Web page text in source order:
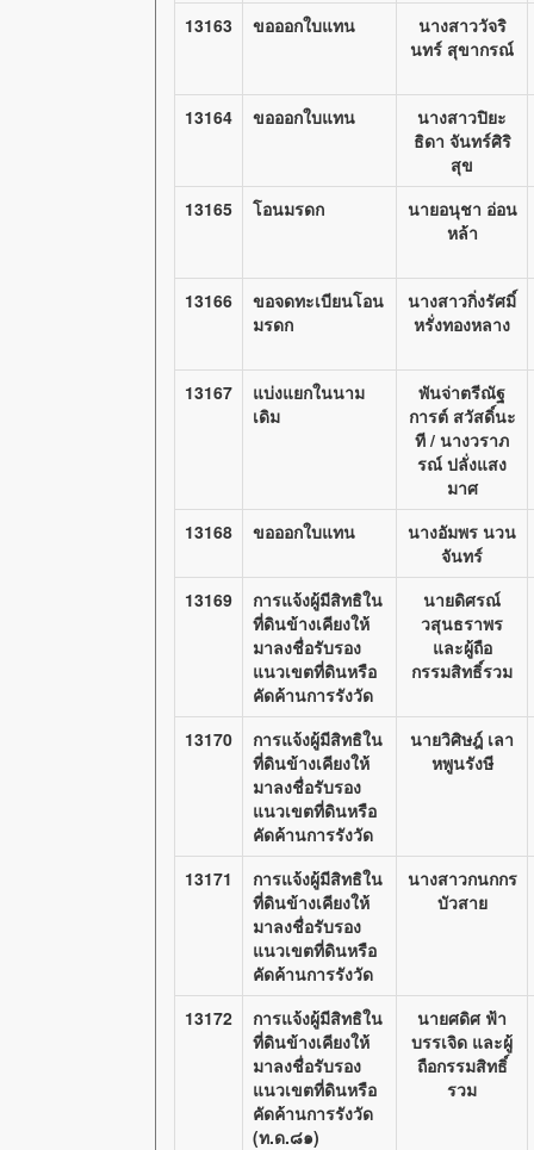
13163 ขอออกใบแทน
นางสาววัจริ
นทร์ สุขากรณ์
13164 ขอออกใบแทน
นางสาวปิยะ
ธิดา จันทร์ศิริ
สุข
13165
โอนมรดก
นายอนุชา อ่อน
หล้า
13166
ขอจดทะเบียนโอน
มรดก
นางสาวกิ่งรัศมิ์
หรั่งทองหลาง
13167
แบ่งแยกในนาม
เดิม
พันจ่าตรีณัฐ
การต์ สวัสดิ์นะ
ที / นางวราภ
รณ์ ปลั่งแสง
มาศ
13168
ขอออกใบแทน
นางอัมพร นวน
จันทร์
13169
การแจ้งผู้มีสิทธิใน
ที่ดินข้างเคียงให้
มาลงชื่อรับรอง
แนวเขตที่ดินหรือ
คัดค้านการรังวัด
นายดิศรณ์
วสุนธราพร
และผู้ถือ
กรรมสิทธิ์รวม
13170
การแจ้งผู้มีสิทธิใน
ที่ดินข้างเคียงให้
มาลงชื่อรับรอง
แนวเขตที่ดินหรือ
คัดค้านการรังวัด
นายวิศิษฎ์ เลา
หพูนรังษี
13171
การแจ้งผู้มีสิทธิใน
ที่ดินข้างเคียงให้
มาลงชื่อรับรอง
แนวเขตที่ดินหรือ
คัดค้านการรังวัด
นางสาวกนกกร
บัวสาย
13172
การแจ้งผู้มีสิทธิใน
ที่ดินข้างเคียงให้
มาลงชื่อรับรอง
แนวเขตที่ดินหรือ
คัดค้านการรังวัด
(ท.ด.๘๑)
นายศดิศ ฟ้า
บรรเจิด และผู้
ถือกรรมสิทธิ์
รวม